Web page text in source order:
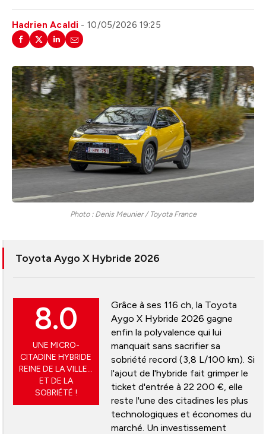
Hadrien Acaldi 10/05/2026 19:25
Photo : Denis Meunier / Toyota France
Toyota Aygo X Hybride 2026
8.0
UNE MICRO-
CITADINE HYBRIDE
REINE DE LA VILLE…
ET DE LA
SOBRIÉTÉ !
Grâce à ses 116 ch, la Toyota
Aygo X Hybride 2026 gagne
enfin la polyvalence qui lui
manquait sans sacrifier sa
sobriété record (3,8 L/100 km). Si
l'ajout de l'hybride fait grimper le
ticket d'entrée à 22 200 €, elle
reste l'une des citadines les plus
technologiques et économes du
marché. Un investissement